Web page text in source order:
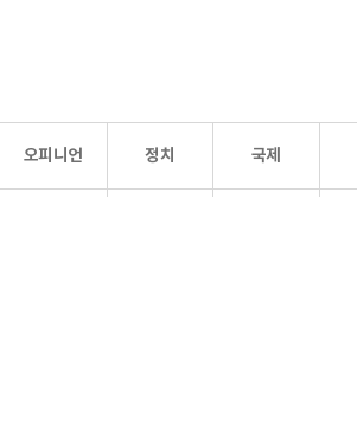
오피니언 정치 국제